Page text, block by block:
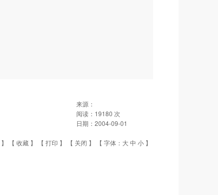
来源：
阅读： 19180 次
日期： 2004-09-01
】 【 收藏 】 【 打印 】 【 关闭 】 【 字体： 大中 小 】